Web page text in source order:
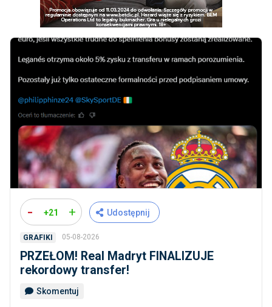
- +21 + Udostępnij
GRAFIKI 05-08-2026
PRZEŁOM! Real Madryt FINALIZUJE
rekordowy transfer!
Skomentuj